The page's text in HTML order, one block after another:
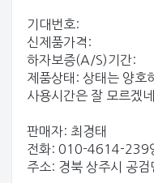
기대번호:
신제품가격:
하자보증(A/S)기간:
제품상태: 상태는 양호
사용시간은 잘 모르겠네
판매자: 최경태
전화: 010-4614-239
주소: 경북 상주시 공